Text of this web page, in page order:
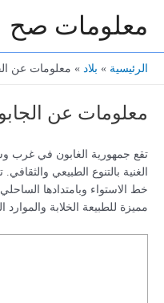
معلومات صح
الرئيسية بلاد معلومات عن
معلومات عن
تقع جمهورية الغابون في غرب
الغنية بالتنوع الطبيعي
خط الاستواء وبامتدادها
مميزة للطبيعة الخلابة والموارد